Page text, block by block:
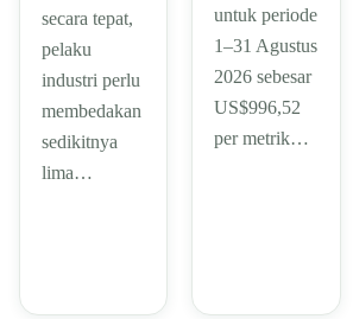
secara tepat,
pelaku
industri perlu
membedakan
sedikitnya
lima…
untuk periode
1–31 Agustus
2026 sebesar
US$996,52
per metrik…